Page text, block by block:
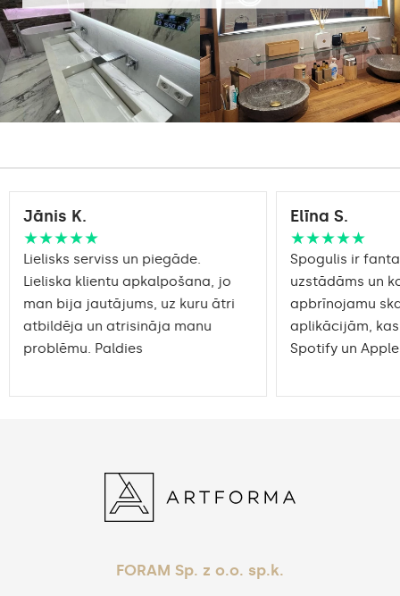
Gaismas jauda:
Standard LED
1020lm
Intensive LED
1200lm
Philips LED 1500lm
DualColor - 1020lm
Jānis K.
★★★★★
Lielisks serviss un piegāde.
Lieliska klientu apkalpošana, jo
man bija jautājums, uz kuru ātri
atbildēja un atrisināja manu
problēmu. Paldies
Elīna S.
★★★★★
Spogulis ir
uzstādāms un
apbrīnojamu
aplikācijām,
Spotify un Apple
FORAM Sp. z o.o. sp.k.